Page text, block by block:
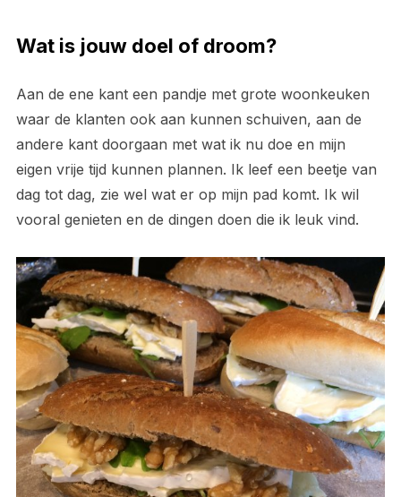
Wat is jouw doel of droom?
Aan de ene kant een pandje met grote woonkeuken
waar de klanten ook aan kunnen schuiven, aan de
andere kant doorgaan met wat ik nu doe en mijn
eigen vrije tijd kunnen plannen. Ik leef een beetje van
dag tot dag, zie wel wat er op mijn pad komt. Ik wil
vooral genieten en de dingen doen die ik leuk vind.